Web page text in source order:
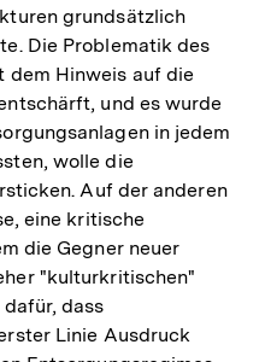
grundsätzlich
Die Problematik des
dem Hinweis auf die
und es wurde
in jedem
wolle die
Auf der anderen
eine kritische
die Gegner neuer
"kulturkritischen"
dass
Linie Ausdruck